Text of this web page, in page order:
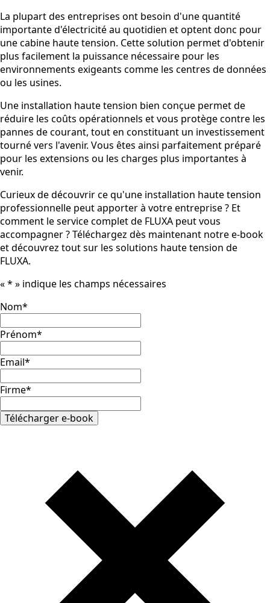
La plupart des entreprises ont besoin d'une quantité
importante d'électricité au quotidien et optent donc pour
une cabine haute tension. Cette solution permet d'obtenir
plus facilement la puissance nécessaire pour les
environnements exigeants comme les centres de données
ou les usines.
Une installation haute tension bien conçue permet de
réduire les coûts opérationnels et vous protège contre les
pannes de courant, tout en constituant un investissement
tourné vers l'avenir. Vous êtes ainsi parfaitement préparé
pour les extensions ou les charges plus importantes à
venir.
Curieux de découvrir ce qu'une installation haute tension
professionnelle peut apporter à votre entreprise ? Et
comment le service complet de FLUXA peut vous
accompagner ? Téléchargez dès maintenant notre e-book
et découvrez tout sur les solutions haute tension de
FLUXA.
«* » indique les champs nécessaires
Nom*
Prénom*
Email*
Firme*